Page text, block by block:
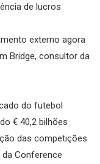
de lucros
externo agora
Bridge, consultor da
do futebol
€ 40,2 bilhões
das competições
Conference